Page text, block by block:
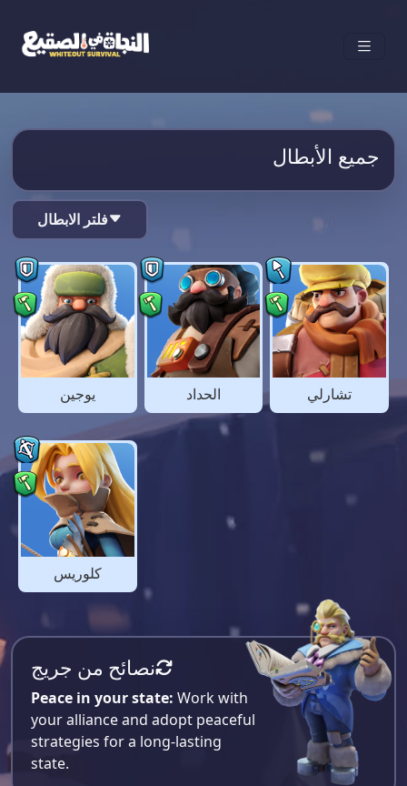
جميع الأبطال
فلتر الابطال
يوجين الحداد تشارلي
كلوريس
نصائح من جريج
Peace in your state: Work with
your alliance and adopt peaceful
strategies for a long-lasting
state.